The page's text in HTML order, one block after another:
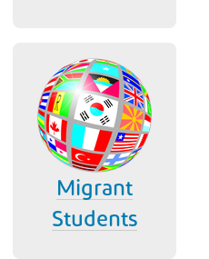
Migrant
Students